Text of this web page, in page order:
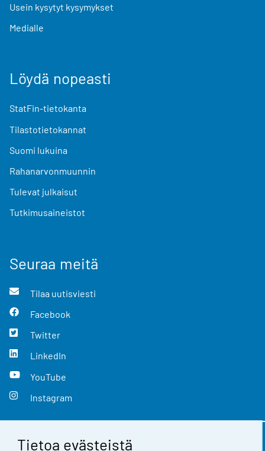
Tietoa evästeistä
Usein kysytyt kysymykset
Medialle
Löydä nopeasti
StatFin-tietokanta
Tilastotietokannat
Suomi lukuina
Rahanarvonmuunnin
Tulevat julkaisut
Tutkimusaineistot
Seuraa meitä
Tilaa uutisviesti
Facebook
Twitter
LinkedIn
YouTube
Instagram
Yhteystiedot